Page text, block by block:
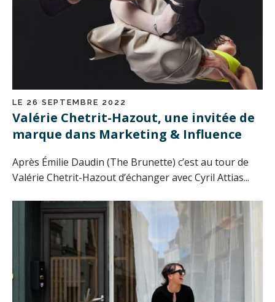
LE 26 SEPTEMBRE 2022
Valérie Chetrit-Hazout, une invitée de
marque dans Marketing & Influence
Après Émilie Daudin (The Brunette) c’est au tour de
Valérie Chetrit-Hazout d’échanger avec Cyril Attias...